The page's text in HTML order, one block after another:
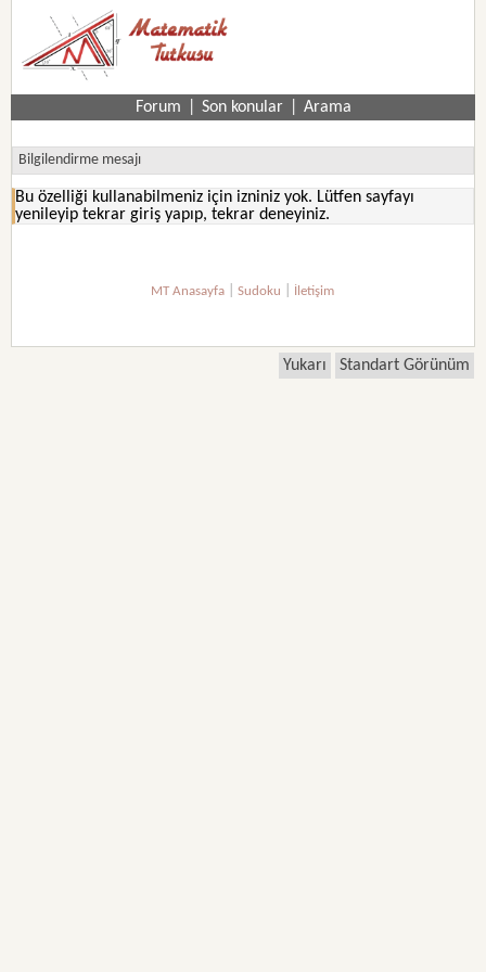
Forum Son konular Arama
Bilgilendirme mesajı
Bu özelliği kullanabilmeniz için izniniz yok. Lütfen sayfayı
yenileyip tekrar giriş yapıp, tekrar deneyiniz.
MT Anasayfa |Sudoku İletişim
Yukarı Standart Görünüm